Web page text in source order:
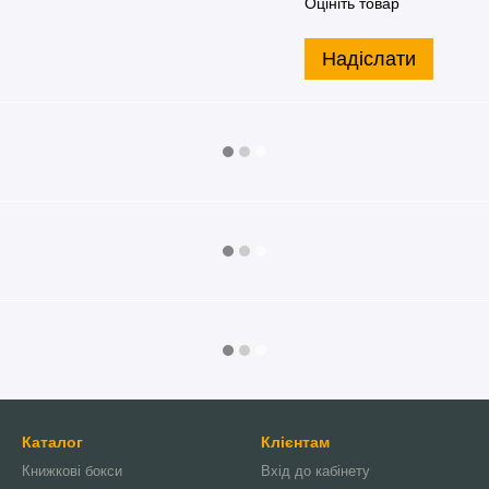
Надіслати
Каталог
Книжкові бокси
Клієнтам
Вхід до кабінету